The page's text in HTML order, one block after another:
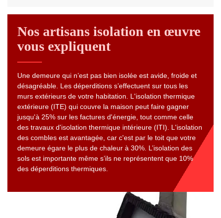
Nos artisans isolation en œuvre
vous expliquent
Une demeure qui n’est pas bien isolée est avide, froide et
désagréable. Les déperditions s’effectuent sur tous les
murs extérieurs de votre habitation. L'isolation thermique
extérieure (ITE) qui couvre la maison peut faire gagner
jusqu'à 25% sur les factures d'énergie, tout comme celle
des travaux d'isolation thermique intérieure (ITI). L'isolation
des combles est avantagée, car c'est par le toit que votre
demeure égare le plus de chaleur à 30%. L’isolation des
sols est importante même s’ils ne représentent que 10%
des déperditions thermiques.